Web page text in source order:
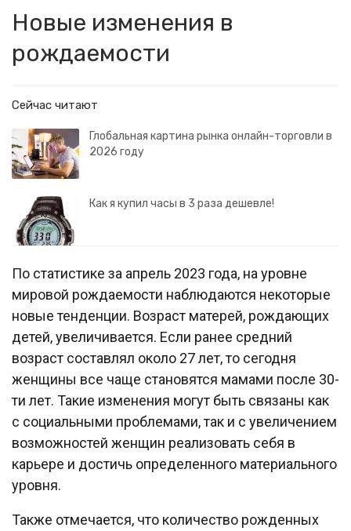
Новые изменения в
рождаемости
Сейчас читают
Глобальная картина рынка онлайн-торговли в
2026 году
Как я купил часы в 3 раза дешевле!
По статистике за апрель 2023 года, на уровне
мировой рождаемости наблюдаются некоторые
новые тенденции. Возраст матерей, рождающих
детей, увеличивается. Если ранее средний
возраст составлял около 27 лет, то сегодня
женщины все чаще становятся мамами после 30-
ти лет. Такие изменения могут быть связаны как
с социальными проблемами, так и с увеличением
возможностей женщин реализовать себя в
карьере и достичь определенного материального
уровня.
Также отмечается, что количество рожденных